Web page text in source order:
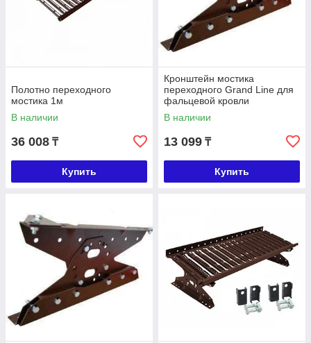
Полотно переходного
мостика 1м
В наличии
36 008 ₸
Купить
Кронштейн мостика
переходного Grand Line для
фальцевой кровли
В наличии
13 099 ₸
Купить